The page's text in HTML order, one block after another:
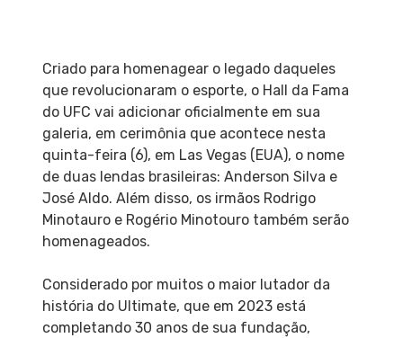
Criado para homenagear o legado daqueles
que revolucionaram o esporte, o Hall da Fama
do UFC vai adicionar oficialmente em sua
galeria, em cerimônia que acontece nesta
quinta-feira (6), em Las Vegas (EUA), o nome
de duas lendas brasileiras: Anderson Silva e
José Aldo. Além disso, os irmãos Rodrigo
Minotauro e Rogério Minotouro também serão
homenageados.
Considerado por muitos o maior lutador da
história do Ultimate, que em 2023 está
completando 30 anos de sua fundação,